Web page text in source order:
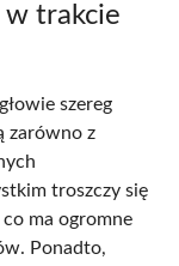
w trakcie
szereg
zarówno z
troszczy się
co ma ogromne
Ponadto,